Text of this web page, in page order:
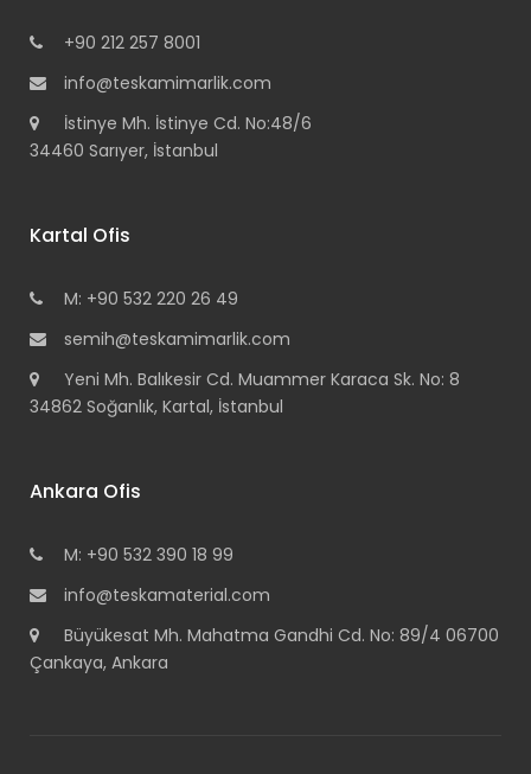
+90 212 257 8001
info@teskamimarlik.com
İstinye Mh. İstinye Cd. No:48/6
34460 Sarıyer, İstanbul
Kartal Ofis
M: +90 532 220 26 49
semih@teskamimarlik.com
Yeni Mh. Balıkesir Cd. Muammer Karaca Sk. No: 8
34862 Soğanlık, Kartal, İstanbul
Ankara Ofis
M: +90 532 390 18 99
info@teskamaterial.com
Büyükesat Mh. Mahatma Gandhi Cd. No: 89/4 06700
Çankaya, Ankara